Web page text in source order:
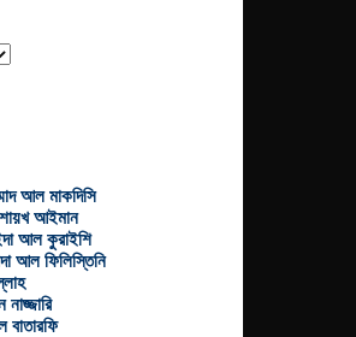
আল মাকদিসি
আইমান
আল কুরাইশি
আল ফিলিস্তিনি
বাতারফি